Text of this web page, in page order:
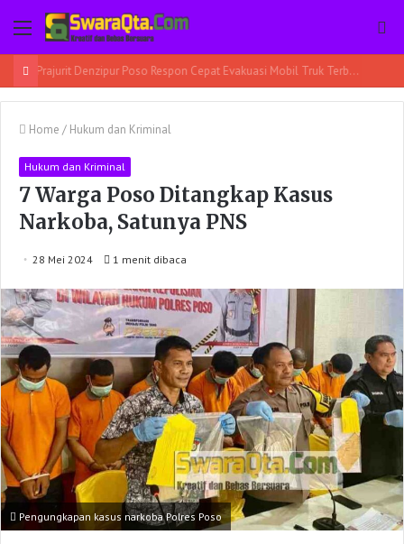
Menu
Home / Hukum dan Kriminal
Hukum dan Kriminal
7 Warga Poso Ditangkap Kasus
Narkoba, Satunya PNS
28 Mei 2024 1 menit dibaca
Pengungkapan kasus narkoba Polres Poso